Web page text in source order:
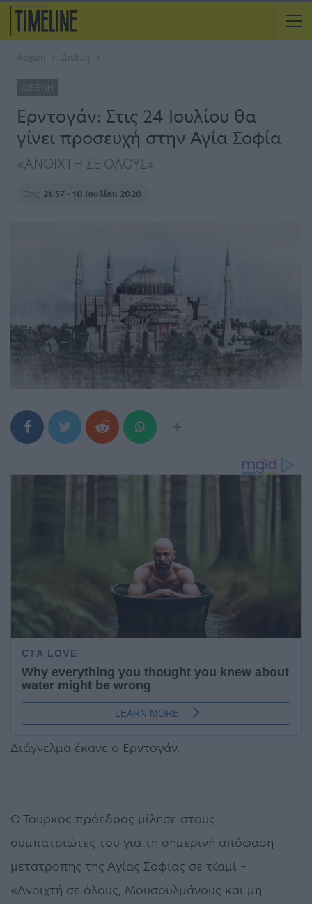
Αρχική Διεθνή
ΔΙΕΘΝΉ
Ερντογάν: Στις 24 Ιουλίου θα
γίνει προσευχή στην Αγία Σοφία
«ΑΝΟΙΧΤΗ ΣΕ ΟΛΟΥΣ»
Στις 21:57 - 10 Ιουλίου 2020
Διάγγελμα έκανε ο Ερντογάν.
Ο Τούρκος πρόεδρος μίλησε στους
συμπατριώτες του για τη σημερινή απόφαση
μετατροπής της Αγίας Σοφίας σε τζαμί –
«Ανοιχτή σε όλους, Μουσουλμάνους και μη